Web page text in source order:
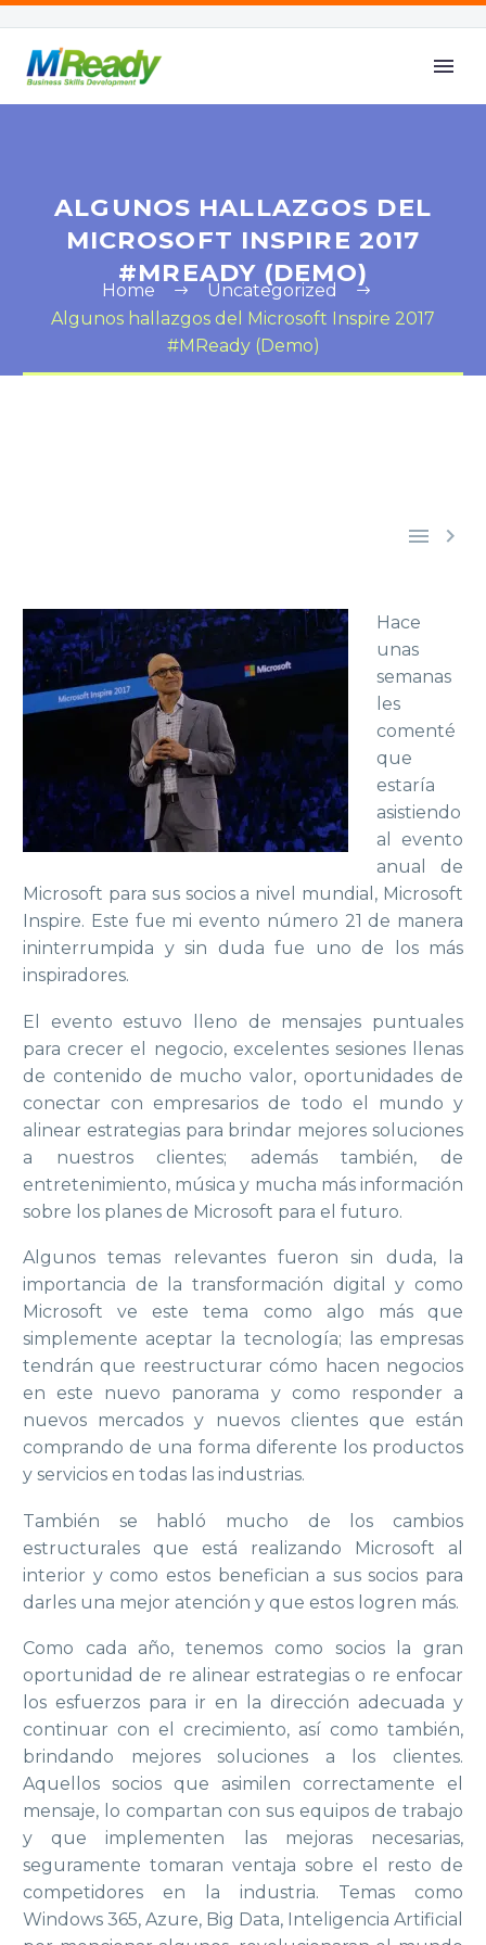
ALGUNOS HALLAZGOS DEL
MICROSOFT INSPIRE 2017
#MREADY (DEMO)
Home
Uncategorized
Algunos hallazgos del Microsoft Inspire 2017
#MReady (Demo)
 
Hace
unas
semanas
les
comenté
que
estaría
asistiendo
al evento
anual de
Microsoft para sus socios a nivel mundial, Microsoft
Inspire. Este fue mi evento número 21 de manera
ininterrumpida y sin duda fue uno de los más
inspiradores.
El evento estuvo lleno de mensajes puntuales
para crecer el negocio, excelentes sesiones llenas
de contenido de mucho valor, oportunidades de
conectar con empresarios de todo el mundo y
alinear estrategias para brindar mejores soluciones
a nuestros clientes; además también, de
entretenimiento, música y mucha más información
sobre los planes de Microsoft para el futuro.
Algunos temas relevantes fueron sin duda, la
importancia de la transformación digital y como
Microsoft ve este tema como algo más que
simplemente aceptar la tecnología; las empresas
tendrán que reestructurar cómo hacen negocios
en este nuevo panorama y como responder a
nuevos mercados y nuevos clientes que están
comprando de una forma diferente los productos
y servicios en todas las industrias.
También se habló mucho de los cambios
estructurales que está realizando Microsoft al
interior y como estos benefician a sus socios para
darles una mejor atención y que estos logren más.
Como cada año, tenemos como socios la gran
oportunidad de re alinear estrategias o re enfocar
los esfuerzos para ir en la dirección adecuada y
continuar con el crecimiento, así como también,
brindando mejores soluciones a los clientes.
Aquellos socios que asimilen correctamente el
mensaje, lo compartan con sus equipos de trabajo
y que implementen las mejoras necesarias,
seguramente tomaran ventaja sobre el resto de
competidores en la industria. Temas como
Windows 365, Azure, Big Data, Inteligencia Artificial